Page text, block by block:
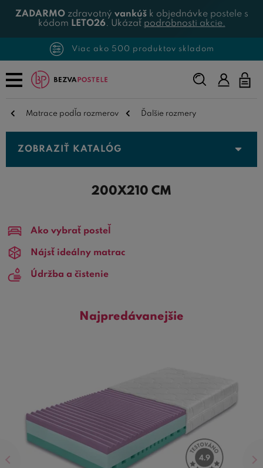
ZADARMOzdravotný vankúšk objednávke postele s
kódom LETO26. Ukázať podrobnosti akcie.
Viac ako 500 produktov skladom
Napíšte,
čo
Matrace podľa rozmerov Ďalšie rozmery
ZOBRAZIŤ KATALÓG
200X210 CM
Ako vybrať posteľ
Nájsť ideálny matrac
Údržba a čistenie
Najpredávanejšie